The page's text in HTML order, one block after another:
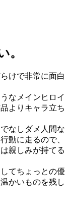
。
けで非常に面白
なメインヒロイ
よりキャラ立ち
なしダメ人間な
動に走るので、
親しみが持てる
てちょっとの優
かいものを残し